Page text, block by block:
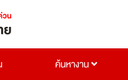
ค้นหางาน